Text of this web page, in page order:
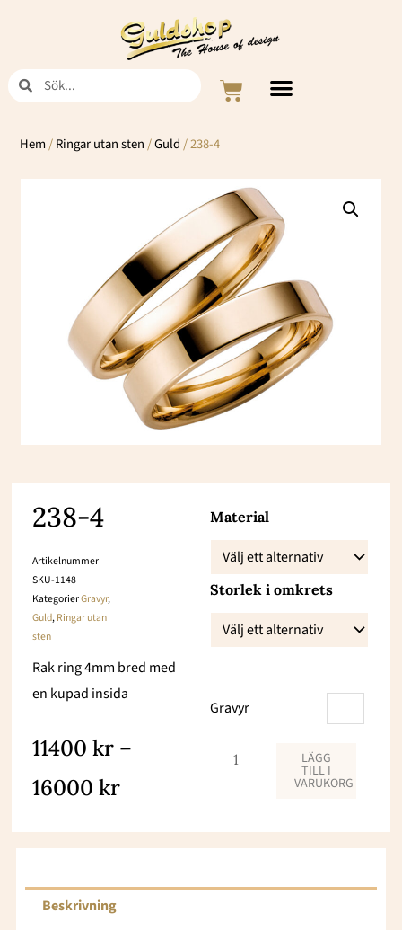
Sök Sök Varukorg
Hem/Ringar utan sten/Guld/ 238-4
238-4
Artikelnummer
SKU-1148
KategorierGravyr,
Guld,Ringar utan
sten
Rak ring 4mm bred med
en kupad insida
11400kr –
16000kr
Prisintervall:
11400 kr
till
Material
Storlek i omkrets
Gravyr
238-
4
mängd
LÄGG
TILL I
VARUKORG
Beskrivning